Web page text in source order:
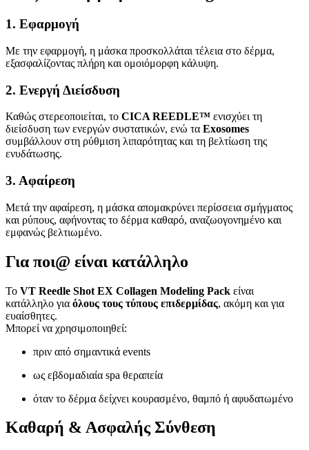
1. Εφαρμογή
Με την εφαρμογή, η μάσκα προσκολλάται τέλεια στο δέρμα,
εξασφαλίζοντας πλήρη και ομοιόμορφη κάλυψη.
2. Ενεργή Διείσδυση
Καθώς στερεοποιείται, το CICA REEDLE™ ενισχύει τη
διείσδυση των ενεργών συστατικών, ενώ τα Exosomes
συμβάλλουν στη ρύθμιση λιπαρότητας και τη βελτίωση της
ενυδάτωσης.
3. Αφαίρεση
Μετά την αφαίρεση, η μάσκα απομακρύνει περίσσεια σμήγματος
και ρύπους, αφήνοντας το δέρμα καθαρό, αναζωογονημένο και
εμφανώς βελτιωμένο.
Για ποι@ είναι κατάλληλο
Το VT Reedle Shot EX Collagen Modeling Pack είναι
κατάλληλο για όλους τους τύπους επιδερμίδας, ακόμη και για
ευαίσθητες.
Μπορεί να χρησιμοποιηθεί:
πριν από σημαντικά events
ως εβδομαδιαία spa θεραπεία
όταν το δέρμα δείχνει κουρασμένο, θαμπό ή αφυδατωμένο
Καθαρή & Ασφαλής Σύνθεση